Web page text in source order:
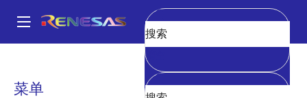
到
Main
navigation
菜单
清空
面
70T34S25BFI8